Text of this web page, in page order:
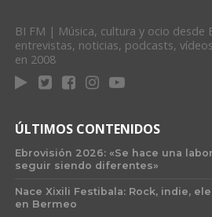
BI FM | Música, cultura y ocio desde
entrevistas, noticias, podcasts,
en 2008
ÚLTIMOS CONTENIDOS
Ebrovisión 2026: «Se hace una
seguir siendo diferentes»
Nace Xixili Festibala: Rock, indie,
en Bermeo